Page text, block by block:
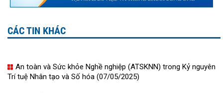
CÁC TIN KHÁC
An toàn và Sức khỏe Nghề nghiệp (ATSKNN) trong Kỷ nguyên
Trí tuệ Nhân tạo và Số hóa (07/05/2025)